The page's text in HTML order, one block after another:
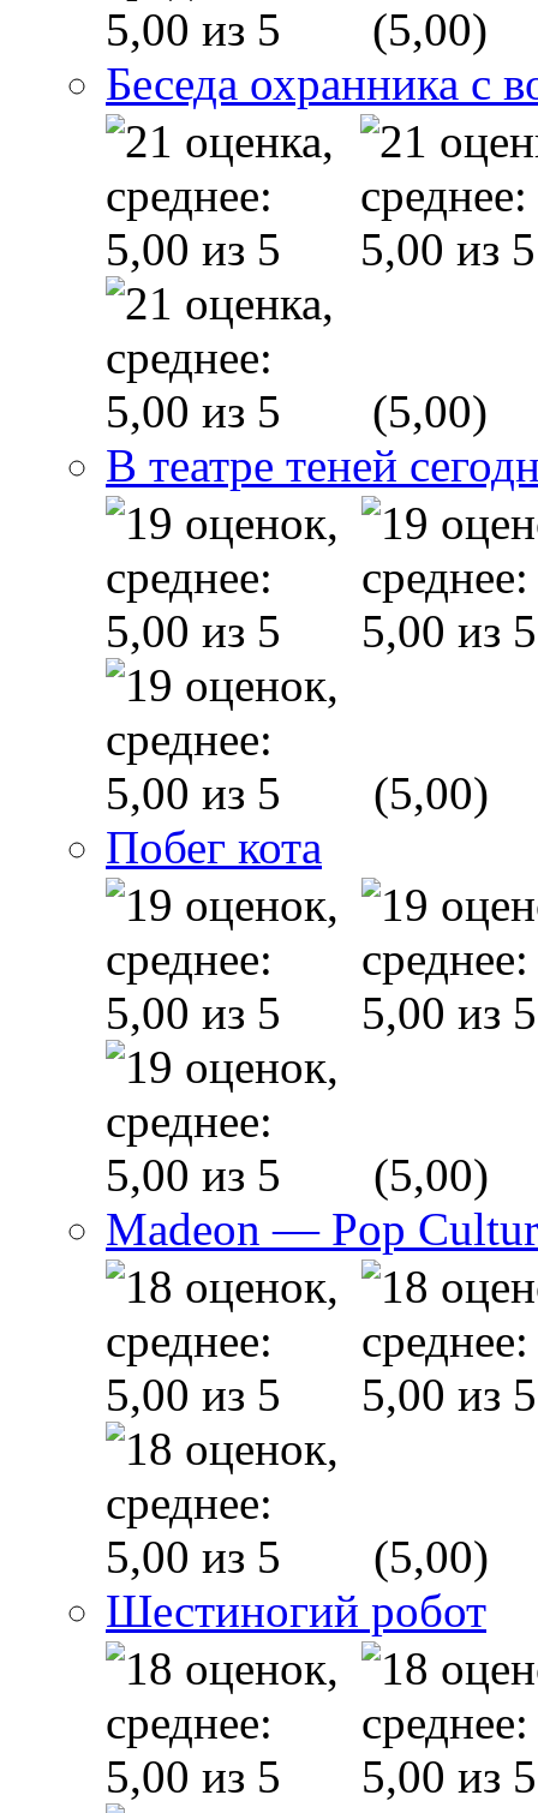
(5,00)
Беседа охранника с
(5,00)
В театре теней
(5,00)
Побег кота
(5,00)
Madeon — Pop
(5,00)
Шестиногий робот